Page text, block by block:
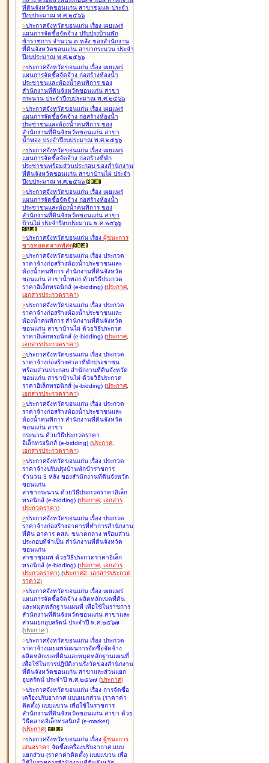
ที่ดินจังหวัดขอนแก่น สาขาชุมแพ ประจำ
ปีงบประมาณ พ.ศ.๒๕๖๖
>ประกาศจังหวัดขอนแก่น เรื่อง เผยแพร่
แผนการจัดซื้อจัดจ้าง ปรับปรุงบ้านพัก
ข้าราชการ จำนวน ๓ หลัง ของสำนักงาน
ที่ดินจังหวัดขอนแก่น สาขากระนวน ประจำ
ปีงบประมาณ พ.ศ.๒๕๖๖
>ประกาศจังหวัดขอนแก่น เรื่อง เผยแพร่
แผนการจัดซื้อจัดจ้าง ก่อสร้างห้องน้ำ
ประชาชนและห้องน้ำคนพิการ ของ
สำนักงานที่ดินจังหวัดขอนแก่น สาขา
กระนวน ประจำปีงบประมาณ พ.ศ.๒๕๖๖
>ประกาศจังหวัดขอนแก่น เรื่อง เผยแพร่
แผนการจัดซื้อจัดจ้าง ก่อสร้างห้องน้ำ
ประชาชนและห้องน้ำคนพิการ ของ
สำนักงานที่ดินจังหวัดขอนแก่น สาขา
น้ำพอง ประจำปีงบประมาณ พ.ศ.๒๕๖๖
>ประกาศจังหวัดขอนแก่น เรื่อง เผยแพร่
แผนการจัดซื้อจัดจ้าง ก่อสร้างที่พัก
ประชาชนพร้อมส่วนประกอบ ของสำนักงาน
ที่ดินจังหวัดขอนแก่น สาขาบ้านไผ่ ประจำ
ปีงบประมาณ พ.ศ.๒๕๖๖
>ประกาศจังหวัดขอนแก่น เรื่อง เผยแพร่
แผนการจัดซื้อจัดจ้าง ก่อสร้างห้องน้ำ
ประชาชนและห้องน้ำคนพิการ ของ
สำนักงานที่ดินจังหวัดขอนแก่น สาขา
บ้านไผ่ ประจำปีงบประมาณ พ.ศ.๒๕๖๖
>ประกาศจังหวัดขอนแก่น เรื่อง ผู้ชนะการ
ขายทอดตลาดพัสดุ
>ประกาศจังหวัดขอนแก่น เรื่อง ประกวด
ราคาจ้างก่อสร้างห้องน้ำประชาชนและ
ห้องน้ำคนพิการ สำนักงานที่ดินจังหวัด
ขอนแก่น สาขาน้ำพอง ด้วยวิธีประกวด
ราคาอิเล็กทรอนิกส์ (e-bidding) (ประกาศ,
เอกสารประกวดราคา)
>ประกาศจังหวัดขอนแก่น เรื่อง ประกวด
ราคาจ้างก่อสร้างห้องน้ำประชาชนและ
ห้องน้ำคนพิการ สำนักงานที่ดินจังหวัด
ขอนแก่น สาขาบ้านไผ่ ด้วยวิธีประกวด
ราคาอิเล็กทรอนิกส์ (e-bidding) (ประกาศ,
เอกสารประกวดราคา)
>ประกาศจังหวัดขอนแก่น เรื่อง ประกวด
ราคาจ้างก่อสร้างศาลาที่พักประชาชน
พร้อมส่วนประกอบ สำนักงานที่ดินจังหวัด
ขอนแก่น สาขาบ้านไผ่ ด้วยวิธีประกวด
ราคาอิเล็กทรอนิกส์ (e-bidding) (ประกาศ,
เอกสารประกวดราคา)
>ประกาศจังหวัดขอนแก่น เรื่อง ประกวด
ราคาจ้างก่อสร้างห้องน้ำประชาชนและ
ห้องน้ำคนพิการ สำนักงานที่ดินจังหวัด
ขอนแก่น สาขา
กระนวน ด้วยวิธีประกวดราคา
อิเล็กทรอนิกส์ (e-bidding) (ประกาศ,
เอกสารประกวดราคา)
>ประกาศจังหวัดขอนแก่น เรื่อง ประกวด
ราคาจ้างปรับปรุงบ้านพักข้าราชการ
จำนวน 3 หลัง ของสำนักงานที่ดินจังหวัด
ขอนแก่น
สาขากระนวน ด้วยวิธีประกวดราคาอิเล็ก
ทรอนิกส์ (e-bidding) (ประกาศ, เอกสาร
ประกวดราคา)
>ประกาศจังหวัดขอนแก่น เรื่อง ประกวด
ราคาจ้างก่อสร้างอาคารที่ทำการสำนักงาน
ที่ดิน อาคาร คสล. ขนาดกลาง พร้อมส่วน
ประกอบที่จำเป็น สำนักงานที่ดินจังหวัด
ขอนแก่น
สาขาชุมแพ ด้วยวิธีประกวดราคาอิเล็ก
ทรอนิกส์ (e-bidding) (ประกาศ, เอกสาร
ประกวดราคา) (ประกาศ2, เอกสารประกวด
ราคา2)
>ประกาศจังหวัดขอนแก่น เรื่อง เผยแพร่
แผนการจัดซื้อจัดจ้าง ผลิตหลักเขตที่ดิน
และหมุดหลักฐานแผนที่ เพื่อใช้ในราชการ
สำนักงานที่ดินจังหวัดขอนแก่น สาขาและ
ส่วนแยกอุบลรัตน์ ประจำปี พ.ศ.๒๕๖๗
(ประกาศ )
>ประกาศจังหวัดขอนแก่น เรื่อง ประกวด
ราคาจ้างเผยแพร่แผนการจัดซื้อจัดจ้าง
ผลิตหลักเขตที่ดินและหมุดหลักฐานแผนที่
เพื่อใช้ในการปฏิบัติงานรังวัดของสำนักงาน
ที่ดินจังหวัดขอนแก่น สาขาและส่วนแยก
อุบลรัตน์ ประจำปี พ.ศ.๒๕๖๗ (ประกาศ)
>ประกาศจังหวัดขอนแก่น เรื่อง การจัดซื้อ
เครื่องปรับอากาศ แบบแยกส่วน (ราคาค่า
ติดตั้ง) แบบแขวน เพื่อใช้ในราชการ
สำนักงานที่ดินจังหวัดขอนแก่น สาขา ด้วย
วิธีตลาดอิเล็กทรอนิกส์ (e-market)
(ประกาศ)
>ประกาศจังหวัดขอนแก่น เรื่อง ผู้ชนะการ
เสนอราคา จัดซื้อเครื่องปรับอากาศ แบบ
แยกส่วน (ราคาค่าติดตั้ง) แบบแขวน เพื่อ